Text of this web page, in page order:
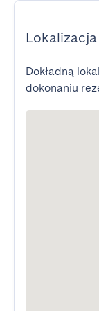
Lokalizacja
Dokładną
dokonaniu